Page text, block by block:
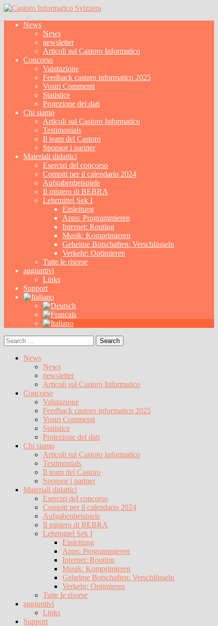
News
News
newsletter
Articoli sul Castoro Informatico
Concorso
Valutazione
Feedback castoro informatico 2025
Vostri Commenti
Statistice
Protezione dei dati
Chi siamo
Articoli sul Castoro Informatico
Testimonials
Il team del Castoro
Sponsor i partner
Materiali didattici
Esercizi del concorso
Compiti per il calendario 2024
Aufgabenbeispiele
Il mistero di BEBRA
Lehrmittel Sek I
Einleitung
Apps: Programmieren
Internet: Routing
Musik: Komprimieren
Geheime Botschaften: Verschlüsseln
Verkehr: Optimieren
Tutte le risorse
aggiuntivi
Links
Support
Search
for:
News
News
newsletter
Articoli sul Castoro Informatico
Concorso
Valutazione
Feedback castoro informatico 2025
Vostri Commenti
Statistice
Protezione dei dati
Chi siamo
Articoli sul Castoro Informatico
Testimonials
Il team del Castoro
Sponsor i partner
Materiali didattici
Esercizi del concorso
Compiti per il calendario 2024
Aufgabenbeispiele
Il mistero di BEBRA
Lehrmittel Sek I
Einleitung
Apps: Programmieren
Internet: Routing
Musik: Komprimieren
Geheime Botschaften: Verschlüsseln
Verkehr: Optimieren
Tutte le risorse
aggiuntivi
Links
Support